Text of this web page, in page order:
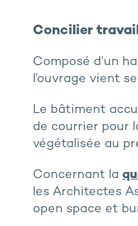
Concilier
Composé d’un
l’ouvrage vient
Le bâtiment
de courrier pour
végétalisée au
Concernant la
les Architectes
open space et